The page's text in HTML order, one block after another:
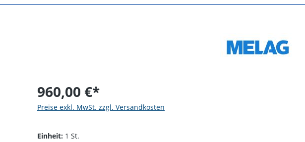
960,00 €*
Preise exkl. MwSt. zzgl. Versandkosten
Einheit: 1 St.